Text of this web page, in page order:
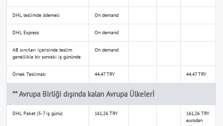
DHL teslimde ödemeli On demand
DHL Express On demand
AB sınırları içerisinde teslim
genellikle bir sonraki iş gününde
On demand
Örnek Teslimatı 44,47 TRY 44,47 TRY
** Avrupa Birliği dışında kalan Avrupa Ülkelerİ
DHL Paket (5-7 iş günü) 161,26 TRY
161,26 TRY
eurodan